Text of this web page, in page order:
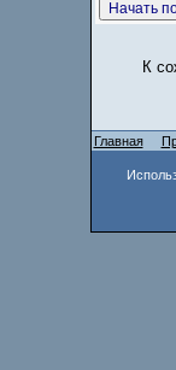
К
Главная